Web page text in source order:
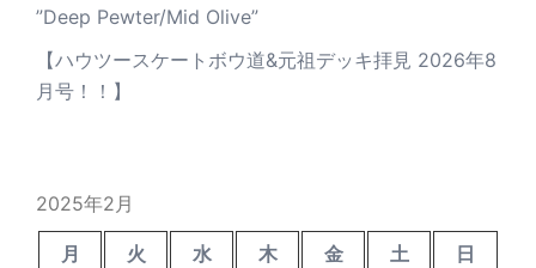
”Deep Pewter/Mid Olive”
【ハウツースケートボウ道&元祖デッキ拝見 2026年8
月号！！】
2025年2月
月 火 水 木 金 土
日